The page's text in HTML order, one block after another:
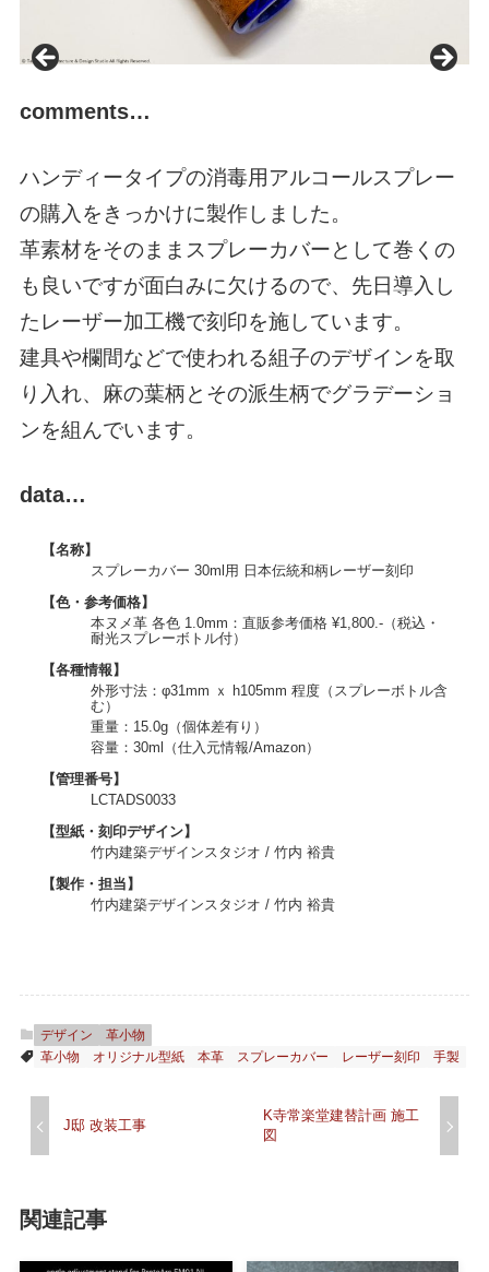
comments…
ハンディータイプの消毒用アルコールスプレー
の購入をきっかけに製作しました。
革素材をそのままスプレーカバーとして巻くの
も良いですが面白みに欠けるので、先日導入し
たレーザー加工機で刻印を施しています。
建具や欄間などで使われる組子のデザインを取
り入れ、麻の葉柄とその派生柄でグラデーショ
ンを組んでいます。
data…
【名称】
スプレーカバー 30ml用 日本伝統和柄レーザー刻印
【色・参考価格】
本ヌメ革 各色 1.0mm：直販参考価格 ¥1,800.-（税込・
耐光スプレーボトル付）
【各種情報】
外形寸法：φ31mm ｘ h105mm 程度（スプレーボトル含
む）
重量：15.0g（個体差有り）
容量：30ml（仕入元情報/Amazon）
【管理番号】
LCTADS0033
【型紙・刻印デザイン】
竹内建築デザインスタジオ / 竹内 裕貴
【製作・担当】
竹内建築デザインスタジオ / 竹内 裕貴
デザイン
革小物
革小物
オリジナル型紙 本革 スプレーカバー レーザー刻印 手製
J邸 改装工事
K寺常楽堂建替計画 施工
図
関連記事